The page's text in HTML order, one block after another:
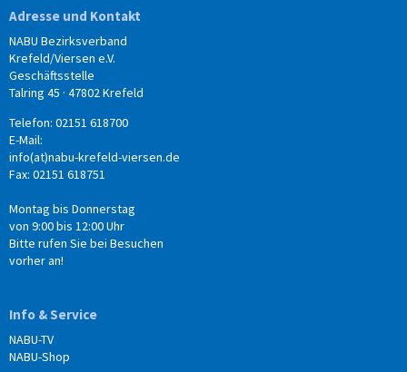
Adresse und Kontakt
NABU Bezirksverband
Krefeld/Viersen e.V.
Geschäftsstelle
Talring 45 · 47802 Krefeld
Telefon: 02151 618700
E-Mail:
info(at)nabu-krefeld-viersen.de
Fax: 02151 618751
Montag bis Donnerstag
von 9:00 bis 12:00 Uhr
Bitte rufen Sie bei Besuchen
vorher an!
Info & Service
NABU-TV
NABU-Shop